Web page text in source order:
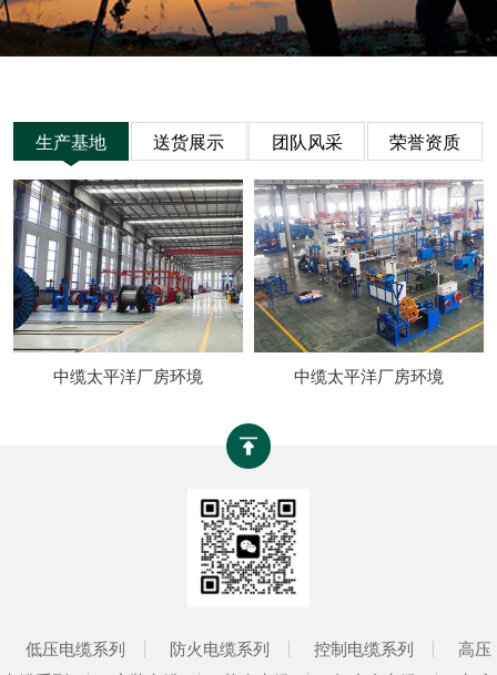
生产基地 送货展示 团队风采 荣誉资质
中缆太平洋厂房环境 中缆太平洋厂房环境
低压电缆系列 防火电缆系列 控制电缆系列
高压